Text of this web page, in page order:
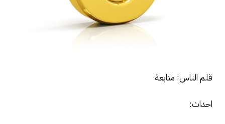
قلم الناس: متابعة
احداث: